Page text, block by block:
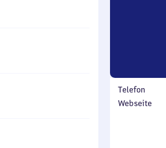
Telefon
Webseite